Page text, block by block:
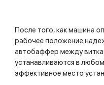
После того, как машина
рабочее положение
автобаффер между
устанавливаются в
эффективное место